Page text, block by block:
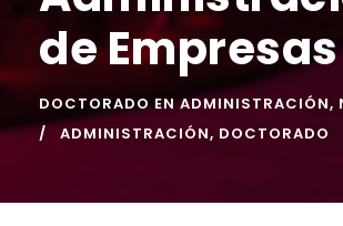
de Empresas
DOCTORADO EN ADMINISTRACIÓN,
ADMINISTRACIÓN, DOCTORADO